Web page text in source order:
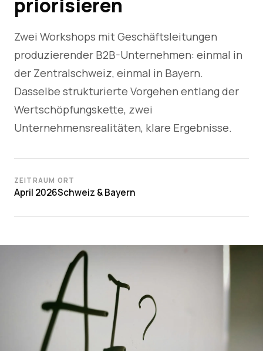
priorisieren
Zwei Workshops mit Geschäftsleitungen
produzierender B2B-Unternehmen: einmal in
der Zentralschweiz, einmal in Bayern.
Dasselbe strukturierte Vorgehen entlang der
Wertschöpfungskette, zwei
Unternehmensrealitäten, klare Ergebnisse.
ZEITRAUM
April 2026
ORT
Schweiz & Bayern